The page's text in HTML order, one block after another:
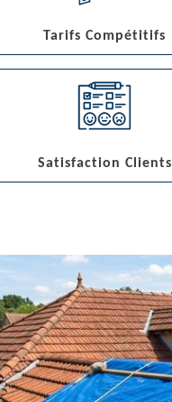
Tarifs Compétitifs
Satisfaction Clients